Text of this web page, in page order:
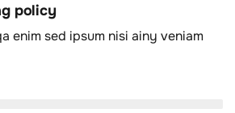
policy
enim sed ipsum nisi ainy veniam